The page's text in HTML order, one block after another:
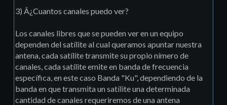
3) Â¿Cuantos canales puedo ver?
Los canales libres que se pueden ver en un equipo
dependen del satílite al cual queramos apuntar nuestra
antena, cada satílite transmite su propio nímero de
canales, cada satílite emite en banda de frecuencia
específica, en este caso Banda "Ku", dependiendo de la
banda en que transmita un satílite una determinada
cantidad de canales requeriremos de una antena